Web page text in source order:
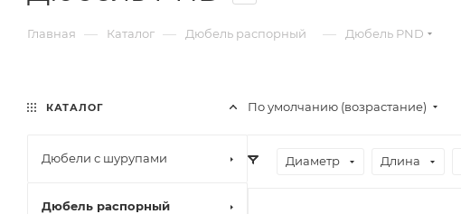
Главная — Каталог — Дюбель распорный — Дюбель PND
По умолчанию (возрастание)
Диаметр Длина
КАТАЛОГ
Дюбели с шурупами
Дюбель распорный